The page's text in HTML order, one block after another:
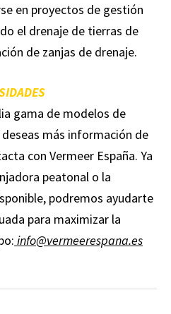
en proyectos de gestión
el drenaje de tierras de
de zanjas de drenaje.
gama de modelos de
más información de
con Vermeer España. Ya
peatonal o la
podremos ayudarte
para maximizar la
info@vermeerespana.es